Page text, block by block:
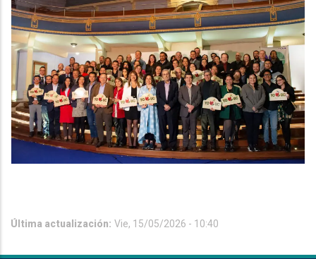
Última actualización: Vie, 15/05/2026 - 10:40